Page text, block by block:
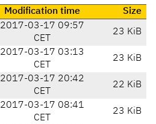
Modification time
Size
2017-03-17 09:57
CET
23 KiB
2017-03-17 03:13
CET
23 KiB
2017-03-17 20:42
CET
22 KiB
2017-03-17 08:41
CET
23 KiB